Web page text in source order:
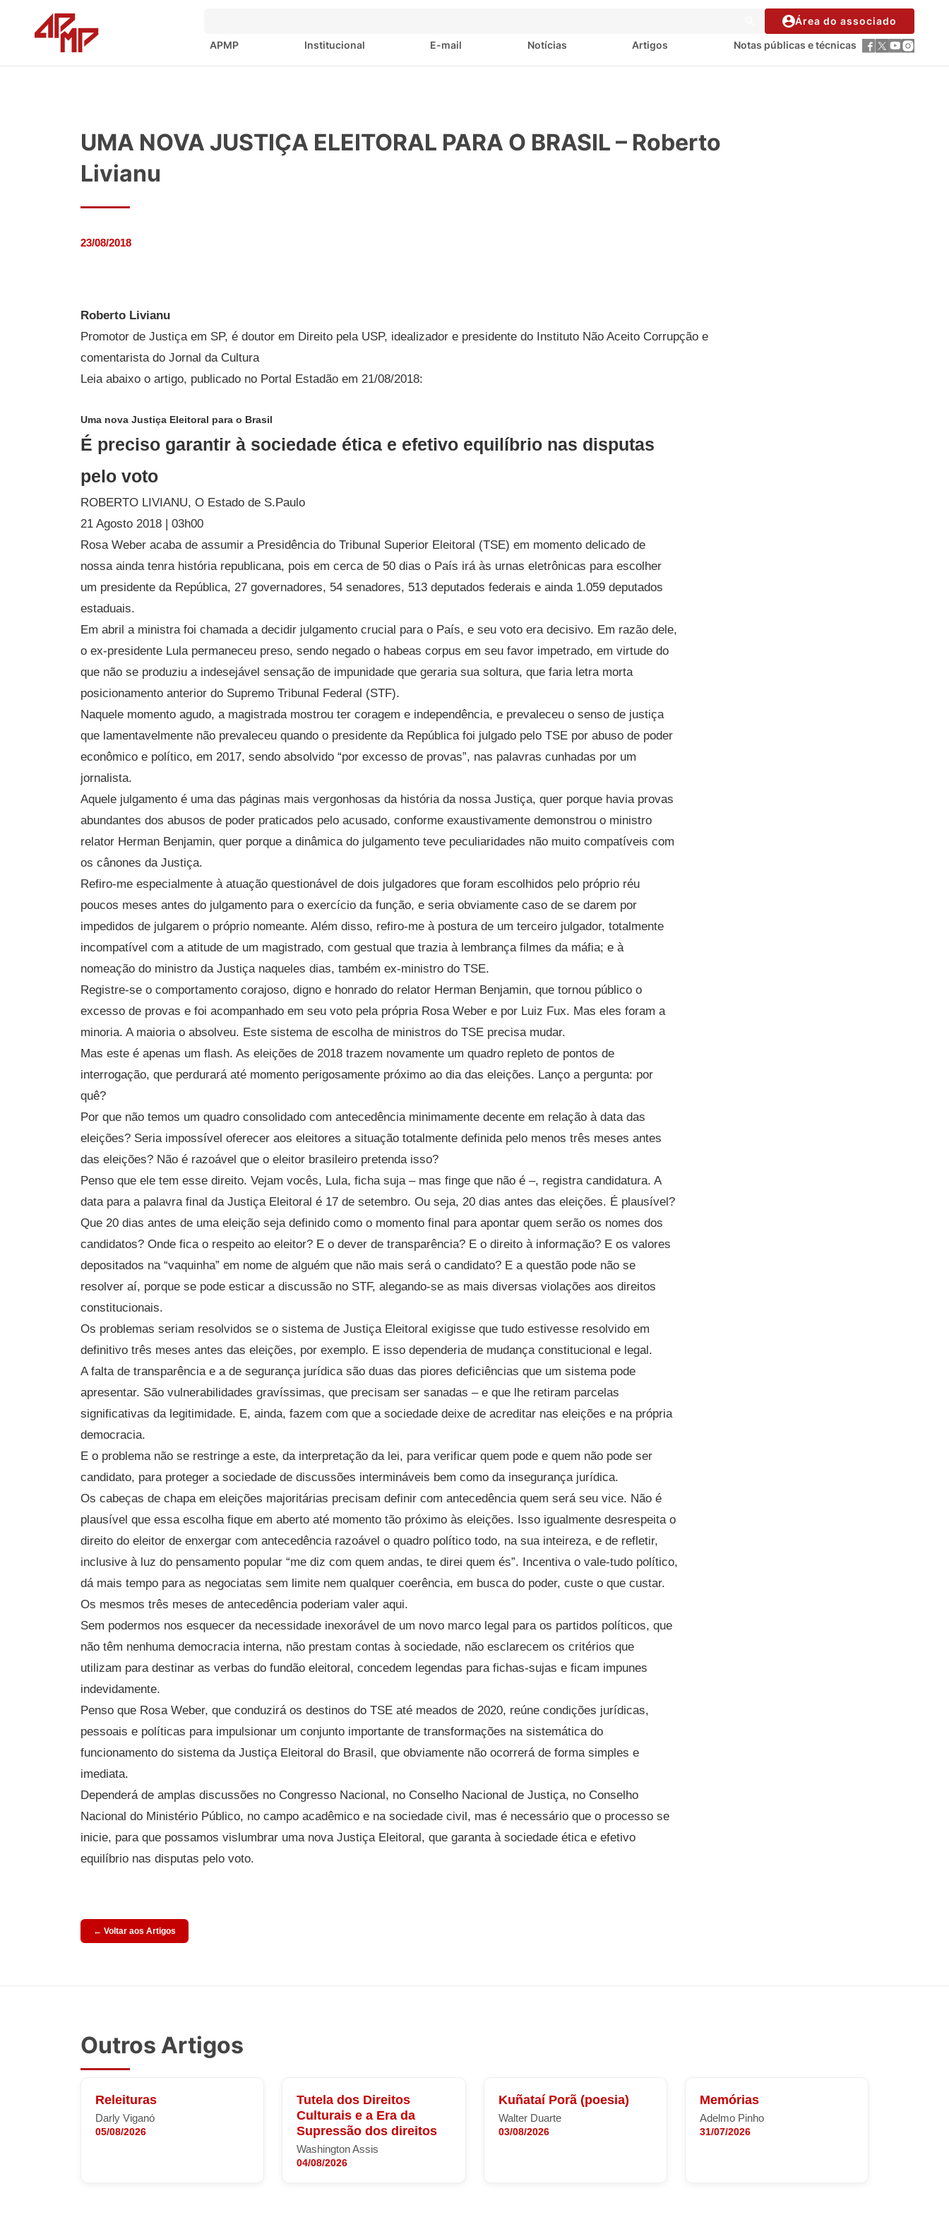
Área do associado
APMP
Institucional E-mail Notícias Artigos Notas públicas e técnicas
UMA NOVA JUSTIÇA ELEITORAL PARA O BRASIL – Roberto
Livianu
23/08/2018
Roberto Livianu
Promotor de Justiça em SP, é doutor em Direito pela USP, idealizador e presidente do Instituto Não Aceito Corrupção e
comentarista do Jornal da Cultura
Leia abaixo o artigo, publicado no Portal Estadão em 21/08/2018:
Uma nova Justiça Eleitoral para o Brasil
É preciso garantir à sociedade ética e efetivo equilíbrio nas disputas
pelo voto
ROBERTO LIVIANU, O Estado de S.Paulo
21 Agosto 2018 | 03h00
Rosa Weber acaba de assumir a Presidência do Tribunal Superior Eleitoral (TSE) em momento delicado de
nossa ainda tenra história republicana, pois em cerca de 50 dias o País irá às urnas eletrônicas para escolher
um presidente da República, 27 governadores, 54 senadores, 513 deputados federais e ainda 1.059 deputados
estaduais.
Em abril a ministra foi chamada a decidir julgamento crucial para o País, e seu voto era decisivo. Em razão dele,
o ex-presidente Lula permaneceu preso, sendo negado o habeas corpus em seu favor impetrado, em virtude do
que não se produziu a indesejável sensação de impunidade que geraria sua soltura, que faria letra morta
posicionamento anterior do Supremo Tribunal Federal (STF).
Naquele momento agudo, a magistrada mostrou ter coragem e independência, e prevaleceu o senso de justiça
que lamentavelmente não prevaleceu quando o presidente da República foi julgado pelo TSE por abuso de poder
econômico e político, em 2017, sendo absolvido “por excesso de provas”, nas palavras cunhadas por um
jornalista.
Aquele julgamento é uma das páginas mais vergonhosas da história da nossa Justiça, quer porque havia provas
abundantes dos abusos de poder praticados pelo acusado, conforme exaustivamente demonstrou o ministro
relator Herman Benjamin, quer porque a dinâmica do julgamento teve peculiaridades não muito compatíveis com
os cânones da Justiça.
Refiro-me especialmente à atuação questionável de dois julgadores que foram escolhidos pelo próprio réu
poucos meses antes do julgamento para o exercício da função, e seria obviamente caso de se darem por
impedidos de julgarem o próprio nomeante. Além disso, refiro-me à postura de um terceiro julgador, totalmente
incompatível com a atitude de um magistrado, com gestual que trazia à lembrança filmes da máfia; e à
nomeação do ministro da Justiça naqueles dias, também ex-ministro do TSE.
Registre-se o comportamento corajoso, digno e honrado do relator Herman Benjamin, que tornou público o
excesso de provas e foi acompanhado em seu voto pela própria Rosa Weber e por Luiz Fux. Mas eles foram a
minoria. A maioria o absolveu. Este sistema de escolha de ministros do TSE precisa mudar.
Mas este é apenas um flash. As eleições de 2018 trazem novamente um quadro repleto de pontos de
interrogação, que perdurará até momento perigosamente próximo ao dia das eleições. Lanço a pergunta: por
quê?
Por que não temos um quadro consolidado com antecedência minimamente decente em relação à data das
eleições? Seria impossível oferecer aos eleitores a situação totalmente definida pelo menos três meses antes
das eleições? Não é razoável que o eleitor brasileiro pretenda isso?
Penso que ele tem esse direito. Vejam vocês, Lula, ficha suja – mas finge que não é –, registra candidatura. A
data para a palavra final da Justiça Eleitoral é 17 de setembro. Ou seja, 20 dias antes das eleições. É plausível?
Que 20 dias antes de uma eleição seja definido como o momento final para apontar quem serão os nomes dos
candidatos? Onde fica o respeito ao eleitor? E o dever de transparência? E o direito à informação? E os valores
depositados na “vaquinha” em nome de alguém que não mais será o candidato? E a questão pode não se
resolver aí, porque se pode esticar a discussão no STF, alegando-se as mais diversas violações aos direitos
constitucionais.
Os problemas seriam resolvidos se o sistema de Justiça Eleitoral exigisse que tudo estivesse resolvido em
definitivo três meses antes das eleições, por exemplo. E isso dependeria de mudança constitucional e legal.
A falta de transparência e a de segurança jurídica são duas das piores deficiências que um sistema pode
apresentar. São vulnerabilidades gravíssimas, que precisam ser sanadas – e que lhe retiram parcelas
significativas da legitimidade. E, ainda, fazem com que a sociedade deixe de acreditar nas eleições e na própria
democracia.
E o problema não se restringe a este, da interpretação da lei, para verificar quem pode e quem não pode ser
candidato, para proteger a sociedade de discussões intermináveis bem como da insegurança jurídica.
Os cabeças de chapa em eleições majoritárias precisam definir com antecedência quem será seu vice. Não é
plausível que essa escolha fique em aberto até momento tão próximo às eleições. Isso igualmente desrespeita o
direito do eleitor de enxergar com antecedência razoável o quadro político todo, na sua inteireza, e de refletir,
inclusive à luz do pensamento popular “me diz com quem andas, te direi quem és”. Incentiva o vale-tudo político,
dá mais tempo para as negociatas sem limite nem qualquer coerência, em busca do poder, custe o que custar.
Os mesmos três meses de antecedência poderiam valer aqui.
Sem podermos nos esquecer da necessidade inexorável de um novo marco legal para os partidos políticos, que
não têm nenhuma democracia interna, não prestam contas à sociedade, não esclarecem os critérios que
utilizam para destinar as verbas do fundão eleitoral, concedem legendas para fichas-sujas e ficam impunes
indevidamente.
Penso que Rosa Weber, que conduzirá os destinos do TSE até meados de 2020, reúne condições jurídicas,
pessoais e políticas para impulsionar um conjunto importante de transformações na sistemática do
funcionamento do sistema da Justiça Eleitoral do Brasil, que obviamente não ocorrerá de forma simples e
imediata.
Dependerá de amplas discussões no Congresso Nacional, no Conselho Nacional de Justiça, no Conselho
Nacional do Ministério Público, no campo acadêmico e na sociedade civil, mas é necessário que o processo se
inicie, para que possamos vislumbrar uma nova Justiça Eleitoral, que garanta à sociedade ética e efetivo
equilíbrio nas disputas pelo voto.
← Voltar aos Artigos
Outros Artigos
Releituras
Darly Viganó
05/08/2026
Tutela dos Direitos
Culturais e a Era da
Supressão dos direitos
Washington Assis
04/08/2026
Kuñataí Porã (poesia)
Walter Duarte
03/08/2026
Memórias
Adelmo Pinho
31/07/2026